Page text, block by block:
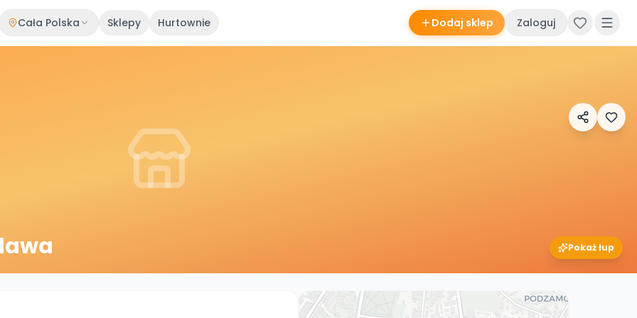
Cała Polska Sklepy Hurtownie Dodaj sklep Zaloguj
Pokaż łup